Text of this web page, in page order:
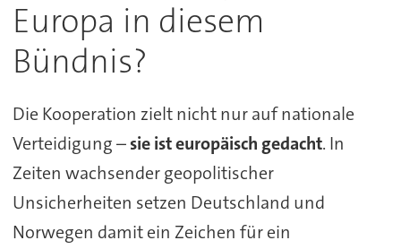
Europa in diesem
Bündnis?
Die Kooperation zielt nicht nur auf nationale
Verteidigung –sie ist europäisch gedacht. In
Zeiten wachsender geopolitischer
Unsicherheiten setzen Deutschland und
Norwegen damit ein Zeichen für ein